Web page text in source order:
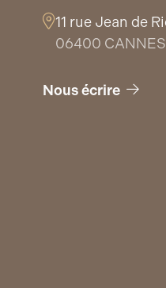
11 rue Jean de
06400 CANNES
Nous écrire